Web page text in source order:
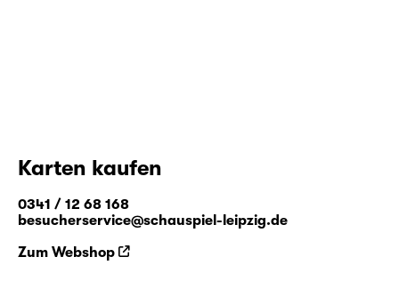
Karten kaufen
0341 / 12 68 168
besucherservice@schauspiel-leipzig.de
Zum Webshop